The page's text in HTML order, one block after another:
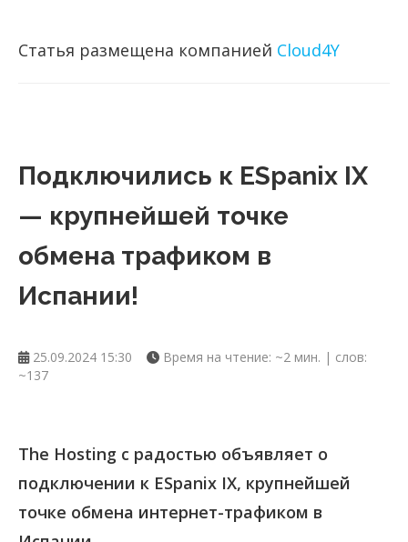
Статья размещена компанией Cloud4Y
Подключились к ESpanix IX
— крупнейшей точке
обмена трафиком в
Испании!
25.09.2024 15:30
Время на чтение: ~2 мин. | слов:
~137
The Hosting с радостью объявляет о
подключении к ESpanix IX, крупнейшей
точке обмена интернет-трафиком в